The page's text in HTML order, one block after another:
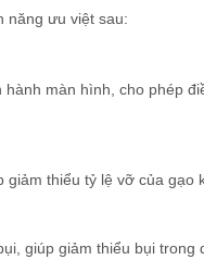
năng ưu việt sau:
màn hình, cho phép
thiểu tỷ lệ vỡ của gạo
giúp giảm thiểu bụi